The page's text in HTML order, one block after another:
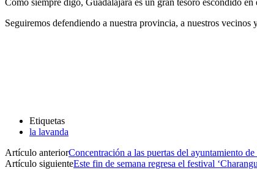
Seguiremos defendiendo a nuestra provincia, a nuestros vecinos
Etiquetas
la lavanda
Artículo anteriorConcentración a las puertas del ayuntamiento
Artículo siguienteEste fin de semana regresa el festival